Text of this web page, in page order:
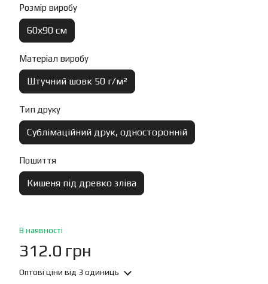
Розмір виробу
60х90 см
Матеріал виробу
Штучний шовк 50 г/м²
Тип друку
Сублімаційний друк, односторонній
Пошиття
Кишеня під древко зліва
В наявності
312.0 грн
Оптові ціни від 3 одиниць